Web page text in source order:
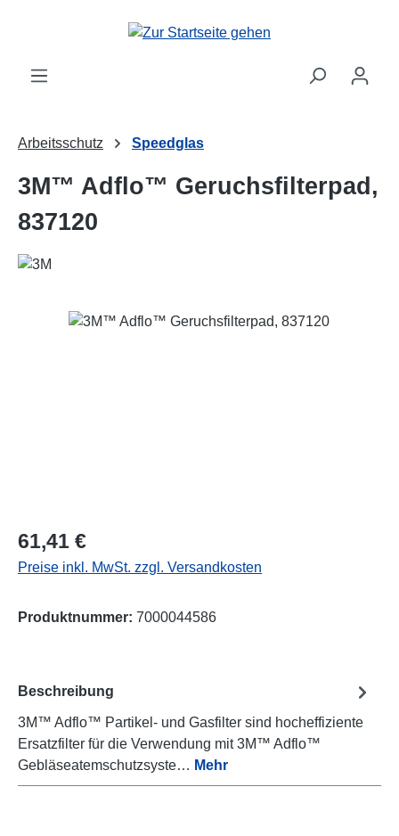
Zum Hauptinhalt springen
Arbeitsschutz Speedglas
3M™ Adflo™ Geruchsfilterpad,
837120
Bildergalerie überspringen
Regulärer Preis:
61,41 €
Preise inkl. MwSt. zzgl. Versandkosten
Produktnummer: 7000044586
Beschreibung
3M™ Adflo™ Partikel- und Gasfilter sind hocheffiziente
Ersatzfilter für die Verwendung mit 3M™ Adflo™
Gebläseatemschutzsyste… Mehr